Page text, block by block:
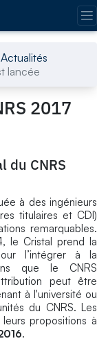
Actualités
lancée
2017
du CNRS
à des ingénieurs
titulaires et CDI)
remarquables.
le Cristal prend la
l’intégrer à la
que le CNRS
peut être
à l'université ou
du CNRS. Les
propositions à
.